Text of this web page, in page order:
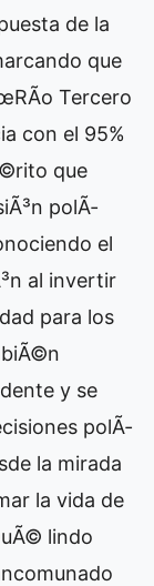
de la
que
Tercero
con el 95%
que
polÃ­
el
al invertir
para los
y se
polÃ­
la mirada
la vida de
lindo